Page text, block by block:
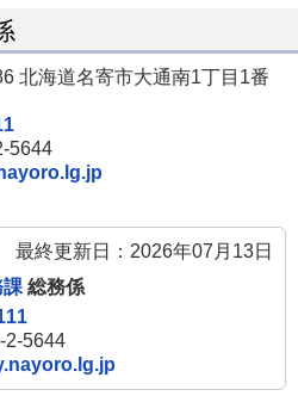
北海道名寄市大通南1丁目1番
5644
最終更新日：2026年07月13日
課 総務係
2-5644